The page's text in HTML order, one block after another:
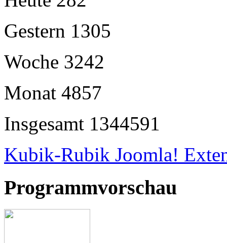
Gestern 1305
Woche 3242
Monat 4857
Insgesamt 1344591
Kubik-Rubik Joomla!
Programmvorschau